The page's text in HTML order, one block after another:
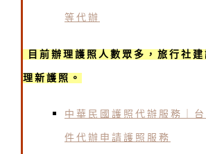
等代辦
目前辦理護照人數眾多，旅行社
理新護照。
中華民國護照代辦服務｜
件代辦申請護照服務